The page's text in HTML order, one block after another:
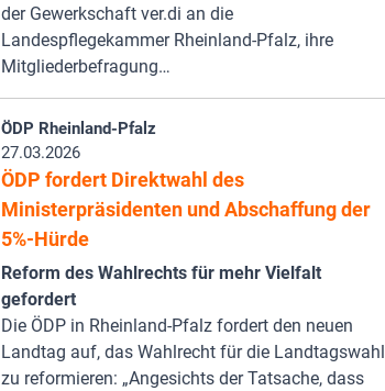
der Gewerkschaft ver.di an die
Landespflegekammer Rheinland-Pfalz, ihre
Mitgliederbefragung…
ÖDP Rheinland-Pfalz
27.03.2026
ÖDP fordert Direktwahl des
Ministerpräsidenten und Abschaffung der
5%-Hürde
Reform des Wahlrechts für mehr Vielfalt
gefordert
Die ÖDP in Rheinland-Pfalz fordert den neuen
Landtag auf, das Wahlrecht für die Landtagswahl
zu reformieren: „Angesichts der Tatsache, dass